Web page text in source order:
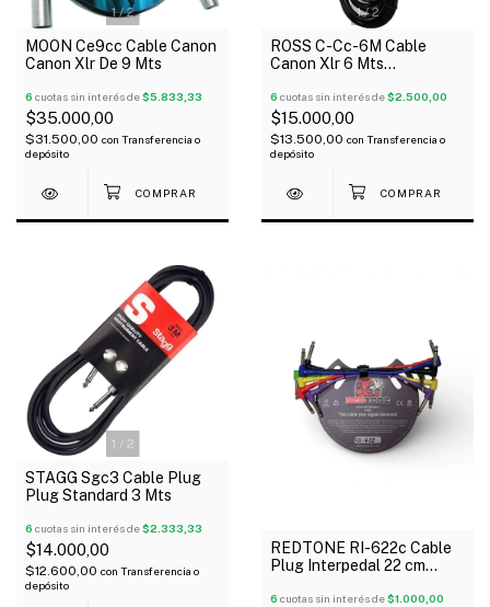
1/2
MOON Ce9cc Cable Canon
Canon Xlr De 9 Mts
6 cuotas sin interés de$5.833,33
$35.000,00
$31.500,00 con Transferencia o
depósito
1/2
ROSS C-Cc-6M Cable
Canon Xlr 6 Mts
Metálico
6 cuotas sin interés de$2.500,00
$15.000,00
$13.500,00 con Transferencia o
depósito
1 / 2
STAGG Sgc3 Cable Plug
Plug Standard 3 Mts
6 cuotas sin interés de$2.333,33
$14.000,00
$12.600,00 con Transferencia o
depósito
REDTONE RI-622c Cable
Plug Interpedal 22 cm
6 cuotas sin interés de$1.000,00